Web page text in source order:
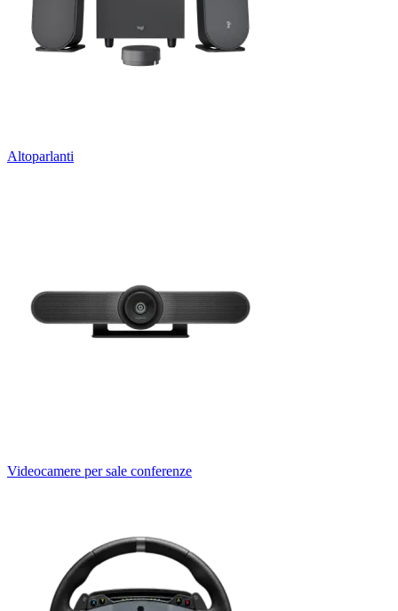
Altoparlanti
Videocamere per sale conferenze